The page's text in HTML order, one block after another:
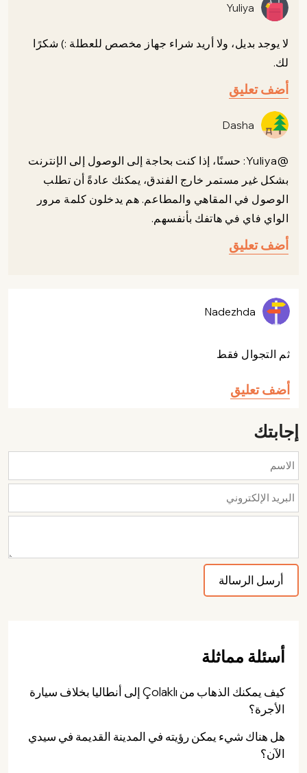
Yuliya
لا يوجد بديل، ولا أريد شراء جهاز مخصص للعطلة :) شكرًا
لك.
أضف تعليق
Dasha
@Yuliya: حسنًا، إذا كنت بحاجة إلى الوصول إلى الإنترنت
بشكل غير مستمر خارج الفندق، يمكنك عادةً أن تطلب
الوصول في المقاهي والمطاعم. هم يدخلون كلمة مرور
الواي فاي في هاتفك بأنفسهم.
أضف تعليق
Nadezhda
ثم التجوال فقط
أضف تعليق
إجابتك
أسئلة مماثلة
كيف يمكنك الذهاب من Çolaklı إلى أنطاليا بخلاف سيارة
الأجرة؟
هل هناك شيء يمكن رؤيته في المدينة القديمة في سيدي
الآن؟